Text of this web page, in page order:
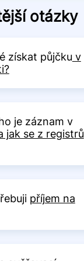
otázky
získat půjčku v
je záznam v
jak se z registrů
příjem na